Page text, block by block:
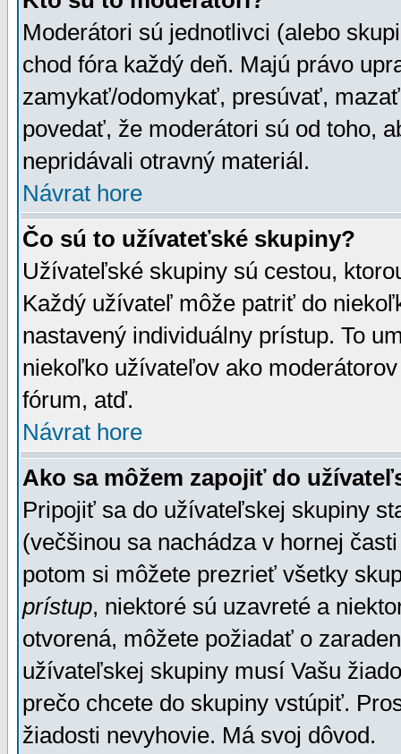
Moderátori sú jednotlivci (alebo
chod fóra každý deň. Majú právo
zamykať/odomykať, presúvať,
povedať, že moderátori sú od toho,
nepridávali otravný materiál.
Návrat hore
Čo sú to užívateťské skupiny?
Užívateľské skupiny sú cestou,
Každý užívateľ môže patriť do
nastavený individuálny prístup. To
niekoľko užívateľov ako
fórum, atď.
Návrat hore
Ako sa môžem zapojiť do
Pripojiť sa do užívateľskej skupiny
(večšinou sa nachádza v hornej
potom si môžete prezrieť všetky
prístup, niektoré sú uzavreté a
otvorená, môžete požiadať o
užívateľskej skupiny musí Vašu
prečo chcete do skupiny vstúpiť.
žiadosti nevyhovie. Má svoj dôvod.